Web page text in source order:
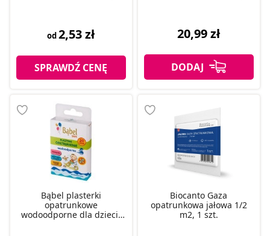
od2,53 zł
SPRAWDŹ CENĘ
20,99 zł
Bąbel plasterki
opatrunkowe
wodoodporne dla dzieci,
Biocanto Gaza
opatrunkowa jałowa 1/2
m2, 1 szt.